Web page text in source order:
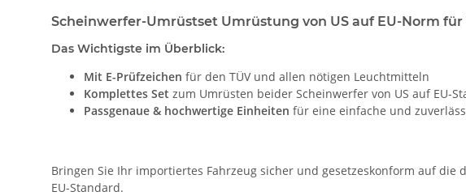
Scheinwerfer-Umrüstset Umrüstung von US auf EU-Norm für
Das Wichtigste im Überblick:
Mit E-Prüfzeichen für den TÜV und allen nötigen Leuchtmitteln
Komplettes Set zum Umrüsten beider Scheinwerfer von US auf EU-
Passgenaue & hochwertige Einheiten für eine einfache und
Bringen Sie Ihr importiertes Fahrzeug sicher und gesetzeskonform auf
EU-Standard.